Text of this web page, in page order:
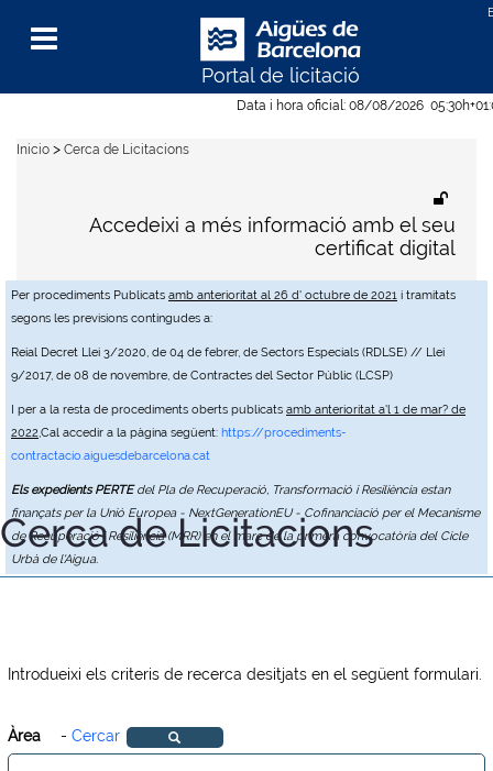
Data i hora oficial: 08/08/2026 05:30h
Per procediments Publicats amb anterioritat al 26 d' octubre de 2021 i tramitats
segons les previsions contingudes a:
Reial Decret Llei 3/2020, de 04 de febrer, de Sectors Especials (RDLSE) // Llei
9/2017, de 08 de novembre, de Contractes del Sector Públic (LCSP)
I per a la resta de procediments oberts publicats amb anterioritat a'l 1 de mar? de
2022,Cal accedir a la pàgina següent: https://procediments-
contractacio.aiguesdebarcelona.cat
Els expedients PERTEdel Pla de Recuperació, Transformació i Resiliència estan
finançats per la Unió Europea - NextGenerationEU - Cofinanciació per el Mecanisme
de Recuperació i Resiliència (MRR) en el marc de la primera convocatòria del Cicle
Urbà de l'Aigua.
Portal de licitació
Menu
Accedeixi a més informació amb el seu
certificat digital
Inicio > Cerca de Licitacions
Cerca de Licitacions
Introdueixi els criteris de recerca desitjats en el següent formulari.
Àrea - Cercar